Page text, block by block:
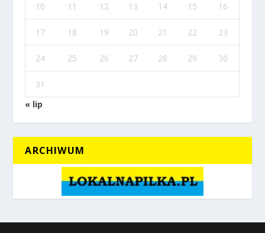
10 11 12 13 14 15 16
17 18 19 20 21 22 23
24 25 26 27 28 29 30
31
« lip
ARCHIWUM